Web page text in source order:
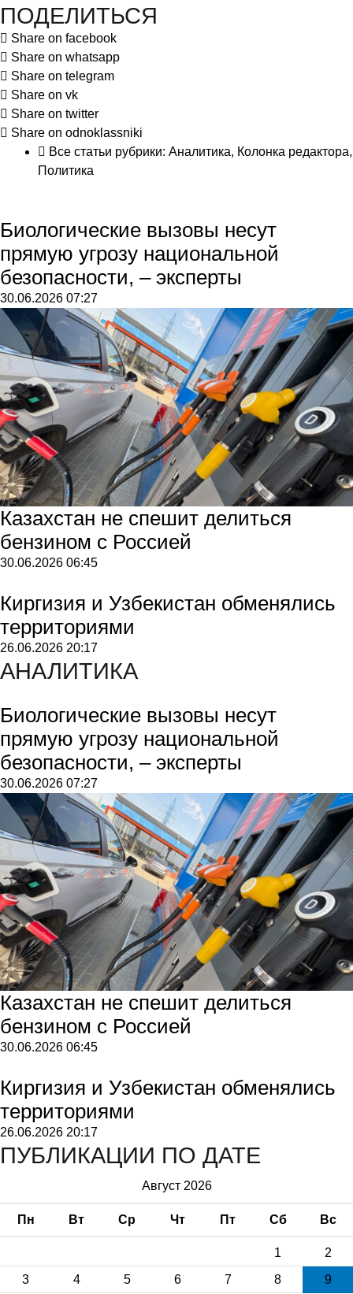
ПОДЕЛИТЬСЯ
Share on facebook
Share on whatsapp
Share on telegram
Share on vk
Share on twitter
Share on odnoklassniki
Все статьи рубрики: Аналитика, Колонка редактора,
Политика
Биологические вызовы несут
прямую угрозу национальной
безопасности, – эксперты
30.06.2026 07:27
Казахстан не спешит делиться
бензином с Россией
30.06.2026 06:45
Киргизия и Узбекистан обменялись
территориями
26.06.2026 20:17
АНАЛИТИКА
Биологические вызовы несут
прямую угрозу национальной
безопасности, – эксперты
30.06.2026 07:27
Казахстан не спешит делиться
бензином с Россией
30.06.2026 06:45
Киргизия и Узбекистан обменялись
территориями
26.06.2026 20:17
ПУБЛИКАЦИИ ПО ДАТЕ
Август 2026
Пн Вт Ср Чт Пт Сб Вс
1
2
3
4 5 6 7 8
9